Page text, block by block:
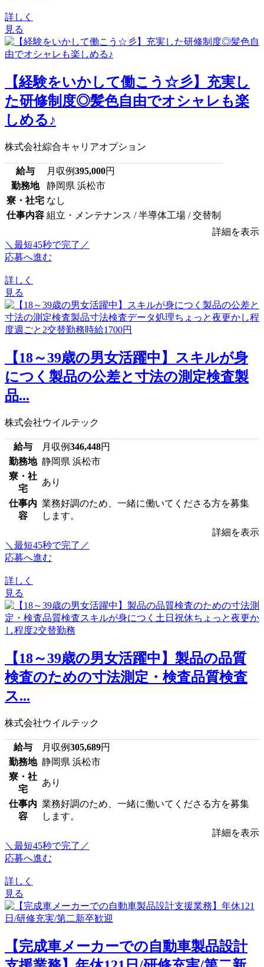
詳しく
見る
【経験をいかして働こう☆彡】充実し
た研修制度◎髪色自由でオシャレも楽
しめる♪
株式会社綜合キャリアオプション
給与 月収例395,000円
勤務地
静岡県 浜松市
寮・社宅 なし
仕事内容 組立・メンテナンス / 半導体工場 / 交替制
詳細を表示
＼最短45秒で完了／
応募へ進む
詳しく
見る
【18～39歳の男女活躍中】スキルが身
につく製品の公差と寸法の測定検査製
品...
株式会社ウイルテック
給与 月収例346,448円
勤務地 静岡県 浜松市
寮・社
宅
あり
仕事内
容
業務好調のため、一緒に働いてくださる方を募集
します。
詳細を表示
＼最短45秒で完了／
応募へ進む
詳しく
見る
【18～39歳の男女活躍中】製品の品質
検査のための寸法測定・検査品質検査
ス...
株式会社ウイルテック
給与 月収例305,689円
勤務地 静岡県 浜松市
寮・社
宅
あり
仕事内
容
業務好調のため、一緒に働いてくださる方を募集
します。
詳細を表示
＼最短45秒で完了／
応募へ進む
詳しく
見る
【完成車メーカーでの自動車製品設計